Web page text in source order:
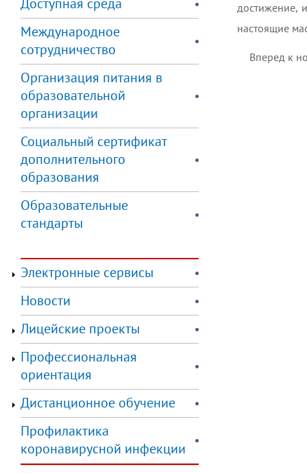
Доступная среда
Международное
сотрудничество
Организация питания в
образовательной
организации
Социальный сертификат
дополнительного
образования
Образовательные
стандарты
Электронные сервисы
Новости
Лицейские проекты
Профессиональная
ориентация
Дистанционное обучение
Профилактика
коронавирусной инфекции
достижение,
настоящие
Вперед к